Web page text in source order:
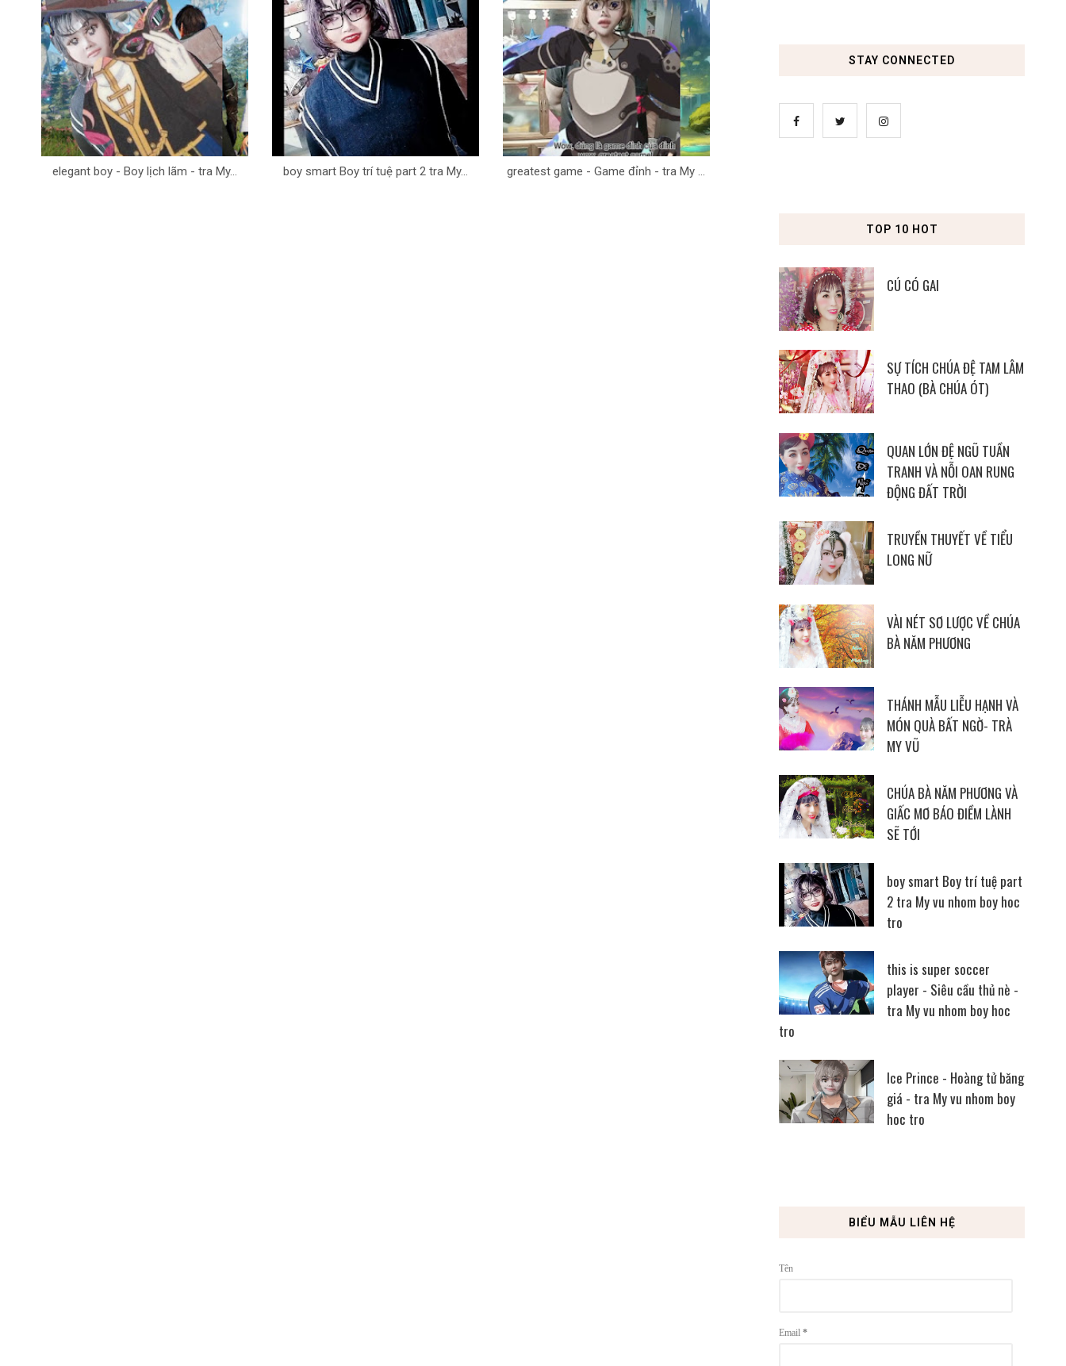
elegant boy - Boy lịch lãm - tra My... boy smart Boy trí tuệ part 2 tra My... greatest game - Game đỉnh - tra My ...
STAY CONNECTED
TOP 10 HOT
CÚ CÓ GAI
SỰ TÍCH CHÚA ĐỆ TAM LÂM
THAO (BÀ CHÚA ÓT)
QUAN LỚN ĐỆ NGŨ TUẦN
TRANH VÀ NỖI OAN RUNG
ĐỘNG ĐẤT TRỜI
TRUYỀN THUYẾT VỀ TIỂU
LONG NỮ
VÀI NÉT SƠ LƯỢC VỀ CHÚA
BÀ NĂM PHƯƠNG
THÁNH MẪU LIỄU HẠNH VÀ
MÓN QUÀ BẤT NGỜ- TRÀ
MY VŨ
CHÚA BÀ NĂM PHƯƠNG VÀ
GIẤC MƠ BÁO ĐIỀM LÀNH
SẼ TỚI
boy smart Boy trí tuệ part
2 tra My vu nhom boy hoc
tro
this is super soccer
player - Siêu cầu thủ nè -
tra My vu nhom boy hoc
tro
Ice Prince - Hoàng tử băng
giá - tra My vu nhom boy
hoc tro
BIỂU MẪU LIÊN HỆ
Tên
Email *